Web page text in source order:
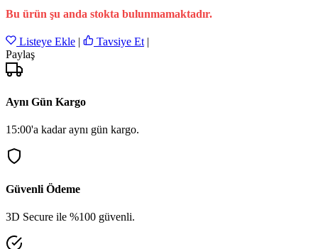
Bu ürün şu anda stokta bulunmamaktadır.
Listeye Ekle | Tavsiye Et |
Paylaş
Aynı Gün Kargo
15:00'a kadar aynı gün kargo.
Güvenli Ödeme
3D Secure ile %100 güvenli.